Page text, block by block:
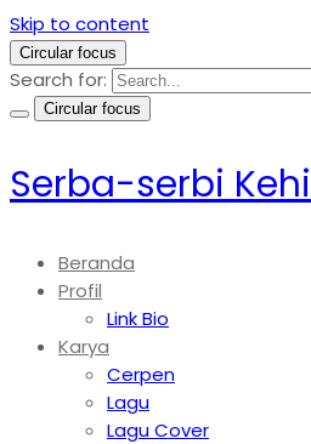
Skip to content
Circular focus
Search for:
Circular focus
Serba-serbi
Beranda
Profil
Link Bio
Karya
Cerpen
Lagu
Lagu Cover